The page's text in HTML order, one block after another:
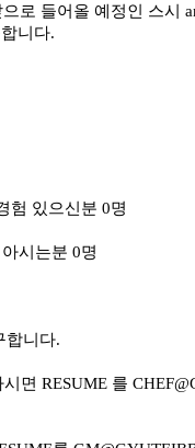
로 들어올 예정인 스시
니다.
험 있으신분 0명
시는분 0명
합니다.
면 RESUME 를